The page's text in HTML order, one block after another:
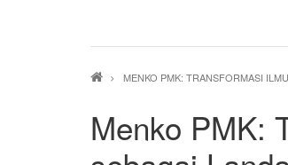
Breadcrumb
MENKO PMK: TRANSFORMASI
Menko PMK: